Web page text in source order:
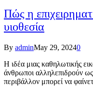
Πώς η
υιοθεσία
By adminMay 29, 20240
Η ιδέα μιας καθηλωτικής
άνθρωποι αλληλεπιδρούν
περιβάλλον μπορεί να